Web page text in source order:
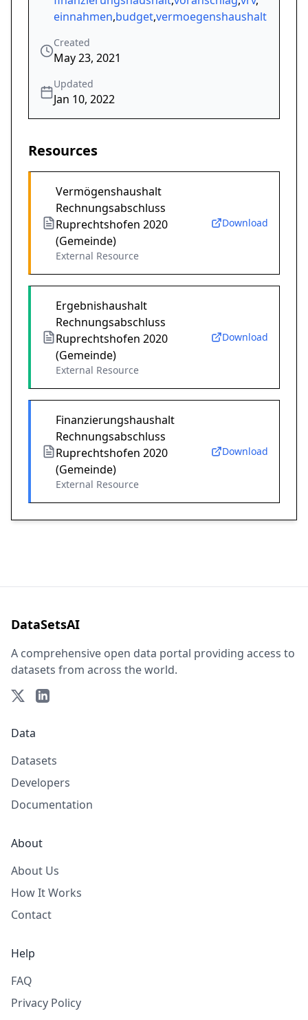
einnahmen,budget,vermoegenshaushalt
Created
May 23, 2021
Updated
Jan 10, 2022
Resources
Vermögenshaushalt
Rechnungsabschluss
Ruprechtshofen 2020
(Gemeinde)
External Resource
Download
Ergebnishaushalt
Rechnungsabschluss
Ruprechtshofen 2020
(Gemeinde)
External Resource
Download
Finanzierungshaushalt
Rechnungsabschluss
Ruprechtshofen 2020
(Gemeinde)
External Resource
Download
DataSetsAI
A comprehensive open data portal providing access to
datasets from across the world.
Data
Datasets
Developers
Documentation
About
About Us
How It Works
Contact
Help
FAQ
Privacy Policy